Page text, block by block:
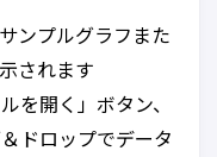
ンプルグラフまた
されます
を開く」ボタン、
ドロップでデータ